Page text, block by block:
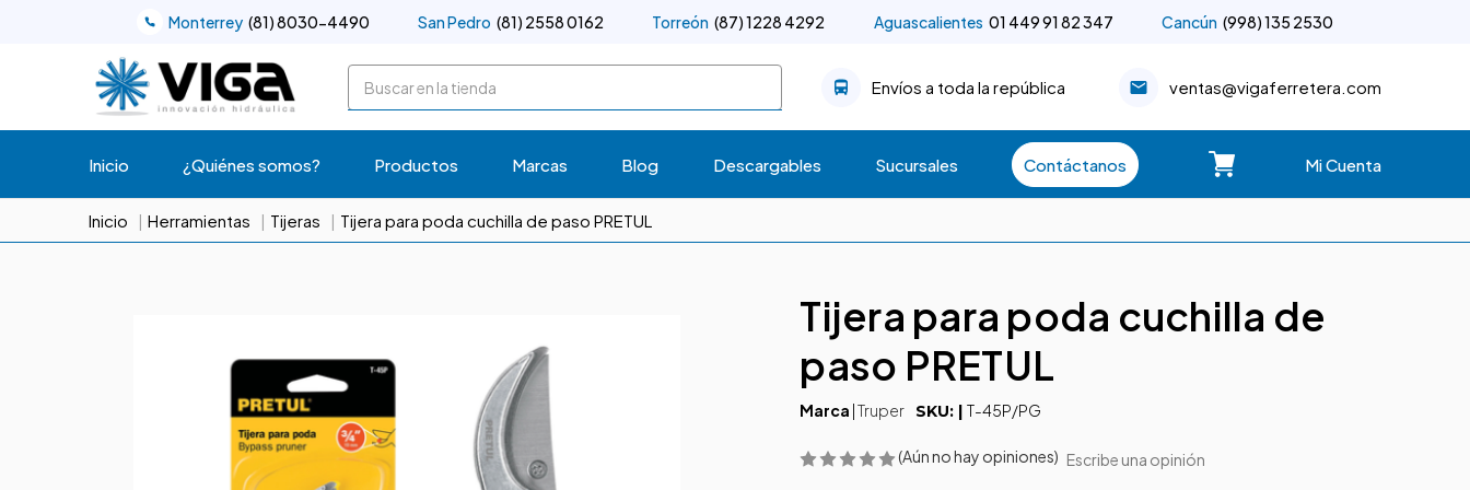
Monterrey (81) 8030-4490 San Pedro (81) 2558 0162 Torreón (87) 1228 4292 Aguascalientes 01 449 91 82 347 Cancún (998) 135 2530
Buscar
Envíos a toda la república ventas@vigaferretera.com
Inicio ¿Quiénes somos? Productos Marcas Blog Descargables Sucursales Contáctanos Mi Cuenta
Inicio Herramientas Tijeras Tijera para poda cuchilla de paso PRETUL
Tijera para poda cuchilla de
paso PRETUL
Marca |Truper SKU: |T-45P/PG
(Aún no hay opiniones) Escribe una opinión